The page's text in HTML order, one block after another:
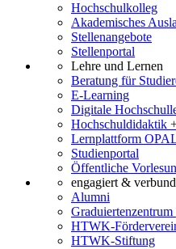
Hochschulkolleg
Akademisches
Stellenangebote
Stellenportal
Lehre und Lernen
Beratung für
E-Learning
Digitale
Hochschuldidaktik
Lernplattform
Studienportal
Öffentliche
engagiert &
Alumni
HTWK-
HTWK-Stiftung